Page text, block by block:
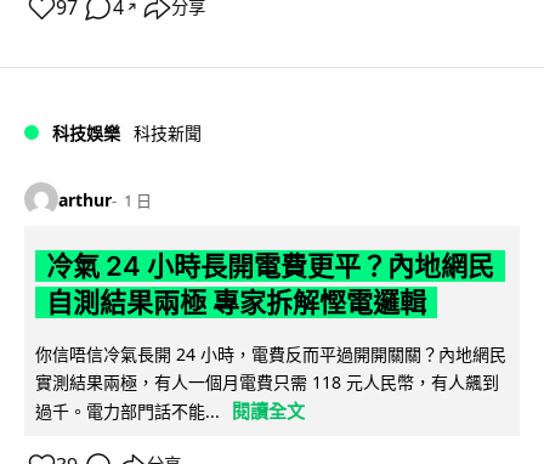
97 4 ↗ 分享
科技娛樂 科技新聞
arthur 1 日
冷氣 24 小時長開電費更平？內地網民
自測結果兩極 專家拆解慳電邏輯
你信唔信冷氣長開 24 小時，電費反而平過開開關關？內地網民
實測結果兩極，有人一個月電費只需 118 元人民幣，有人飆到
過千。電力部門話不能...
閱讀全文